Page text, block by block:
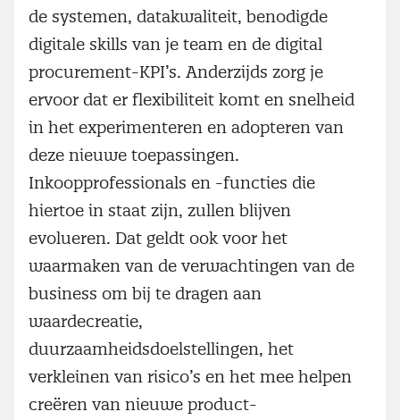
de systemen, datakwaliteit, benodigde
digitale skills van je team en de digital
procurement-KPI’s. Anderzijds zorg je
ervoor dat er flexibiliteit komt en snelheid
in het experimenteren en adopteren van
deze nieuwe toepassingen.
Inkoopprofessionals en -functies die
hiertoe in staat zijn, zullen blijven
evolueren. Dat geldt ook voor het
waarmaken van de verwachtingen van de
business om bij te dragen aan
waardecreatie,
duurzaamheidsdoelstellingen, het
verkleinen van risico’s en het mee helpen
creëren van nieuwe product-